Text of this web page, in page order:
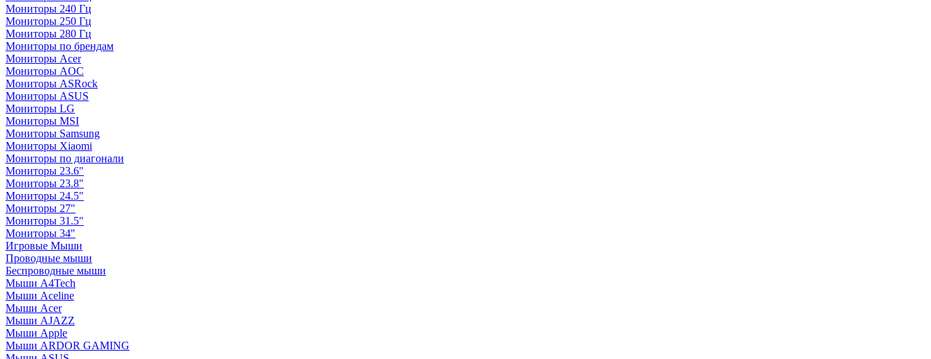
Мониторы 240 Гц
Мониторы 250 Гц
Мониторы 280 Гц
Мониторы по брендам
Мониторы Acer
Мониторы AOC
Мониторы ASRock
Мониторы ASUS
Мониторы LG
Мониторы MSI
Мониторы Samsung
Мониторы Xiaomi
Мониторы по диагонали
Мониторы 23.6"
Мониторы 23.8"
Мониторы 24.5"
Мониторы 27"
Мониторы 31.5"
Мониторы 34"
Игровые Мыши
Проводные мыши
Беспроводные мыши
Мыши A4Tech
Мыши Aceline
Мыши Acer
Мыши AJAZZ
Мыши Apple
Мыши ARDOR GAMING